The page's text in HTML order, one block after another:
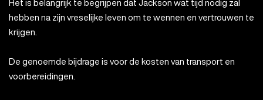
Het is belangrijk te begrijpen dat Jackson wat tijd nodig zal
hebben na zijn vreselijke leven om te wennen en vertrouwen te
krijgen.
De genoemde bijdrage is voor de kosten van transport en
voorbereidingen.